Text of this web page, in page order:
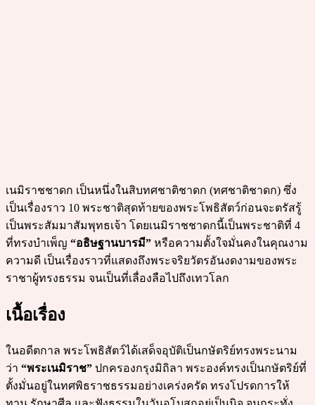
เนมิราชชาดก เป็นหนึ่งในสิบทศชาติชาดก (ทศชาติชาดก) ซึ่ง
เป็นเรื่องราว 10 พระชาติสุดท้ายของพระโพธิสัตว์ก่อนจะตรัสรู้
เป็นพระสัมมาสัมพุทธเจ้า โดยเนมิราชชาดกนี้เป็นพระชาติที่ 4
ที่ทรงบำเพ็ญ “อธิษฐานบารมี” หรือความตั้งใจมั่นคงในคุณงาม
ความดี เป็นเรื่องราวที่แสดงถึงพระจริยวัตรอันงดงามของพระ
ราชาผู้ทรงธรรม จนเป็นที่เลื่องลือไปถึงเทวโลก
เนื้อเรื่อง
ในอดีตกาล พระโพธิสัตว์ได้เสด็จอุบัติเป็นกษัตริย์ทรงพระนาม
ว่า “พระเนมิราช” ปกครองกรุงมิถิลา พระองค์ทรงเป็นกษัตริย์ที่
ตั้งมั่นอยู่ในทศพิธราชธรรมอย่างเคร่งครัด ทรงโปรดการให้